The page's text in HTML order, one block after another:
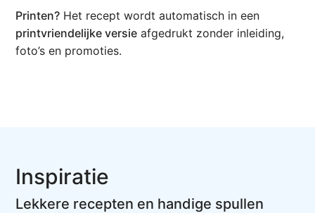
Printen? Het recept wordt automatisch in een
printvriendelijke versie afgedrukt zonder inleiding,
foto’s en promoties.
Inspiratie
Lekkere recepten en handige spullen